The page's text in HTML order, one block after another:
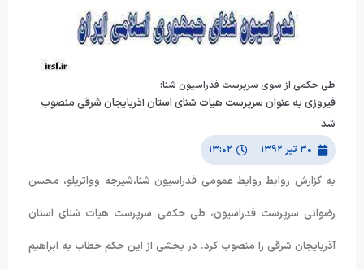
طی حکمی از سوی سرپرست فدراسیون شنا:
فیروزی به عنوان سرپرست هیات شنای استان آذربایجان شرقی منصوب
شد
۳۰ تیر ۱۳۹۲ ۱۳:۰۲
به گزارش روابط روابط عمومی فدراسیون شنا،شیرجه وواترپلو، محسن
رضوانی سرپرست فدراسیون، طی حکمی سرپرست هیات شنای استان
آذربایجان شرقی را منصوب کرد. در بخشی از این حکم خطاب به ابراهیم